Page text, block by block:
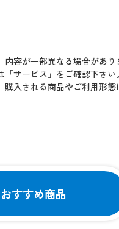
容が一部異なる場合があり
サービス」をご確認下さい。
入される商品やご利用形態
おすすめ商品